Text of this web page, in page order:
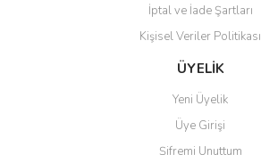
İptal ve İade Şartları
Kişisel Veriler Politikası
ÜYELİK
Yeni Üyelik
Üye Girişi
Şifremi Unuttum